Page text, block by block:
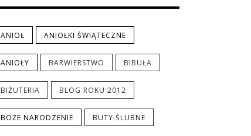
ANIOŁ ANIOŁKI ŚWIĄTECZNE
ANIOŁY BARWIERSTWO BIBUŁA
BIŻUTERIA BLOG ROKU 2012
BOŻE NARODZENIE BUTY ŚLUBNE